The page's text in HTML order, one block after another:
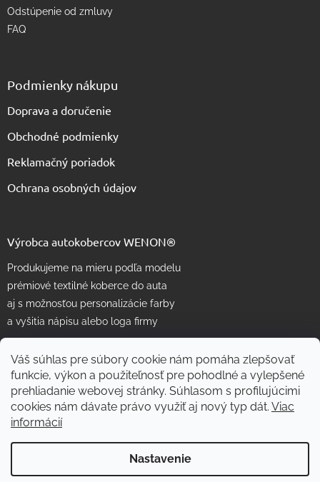
Váš súhlas pre súbory cookie nám pomáha zlepšovať
funkcie, výkon a použiteľnosť pre pohodlné a vylepšené
prehliadanie webovej stránky. Súhlasom s profilujúcimi
cookies nám dávate právo využiť aj nový typ dát. Viac
informácií
Nastavenie
Odstúpenie od zmluvy
FAQ
Podmienky nákupu
Doprava a doručenie
Obchodné podmienky
Reklamačný poriadok
Ochrana osobných údajov
Výrobca autokobercov WENON®
Produkujeme na mieru podľa modelu
prémiové textilné koberce do auta
aj s možnosťou personalizácie farby
a vyšitia nápisu alebo loga firmy